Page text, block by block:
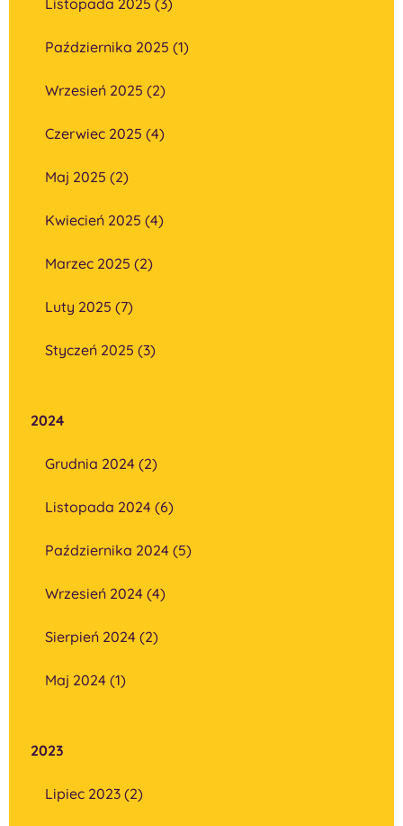
Października 2025 (1)
Wrzesień 2025 (2)
Czerwiec 2025 (4)
Maj 2025 (2)
Kwiecień 2025 (4)
Marzec 2025 (2)
Luty 2025 (7)
Styczeń 2025 (3)
2024
Grudnia 2024 (2)
Listopada 2024 (6)
Października 2024 (5)
Wrzesień 2024 (4)
Sierpień 2024 (2)
Maj 2024 (1)
2023
Lipiec 2023 (2)